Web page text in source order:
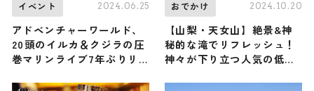
イベント 2024.06.25
アドベンチャーワールド、
20頭のイルカ＆クジラの圧
巻マリンライブ7年ぶりリ
CAMP 2024」7月1日より
おでかけ 2024.10.20
【山梨・天女山】絶景&神
秘的な滝でリフレッシュ！
神々が下り立つ人気の低山